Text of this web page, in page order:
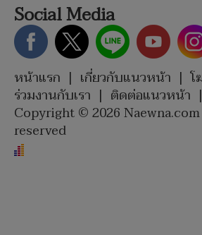
Social Media
หน้าแรก | เกี่ยวกับแนวหน้า | โ
ร่วมงานกับเรา | ติดต่อแนวหน้า |
Copyright © 2026
reserved